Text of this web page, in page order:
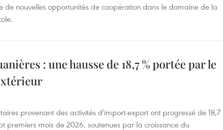
de nouvelles opportunités de coopération dans le domaine de la
: une hausse de 18,7 % portée par le
provenant des activités d'import-export ont progressé de 18,7
premiers mois de 2026, soutenues par la croissance du